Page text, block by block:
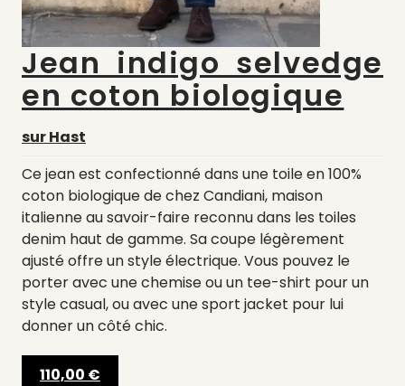
Jean indigo selvedge
en coton biologique
sur Hast
Ce jean est confectionné dans une toile en 100%
coton biologique de chez Candiani, maison
italienne au savoir-faire reconnu dans les toiles
denim haut de gamme. Sa coupe légèrement
ajusté offre un style électrique. Vous pouvez le
porter avec une chemise ou un tee-shirt pour un
style casual, ou avec une sport jacket pour lui
donner un côté chic.
110,00 €